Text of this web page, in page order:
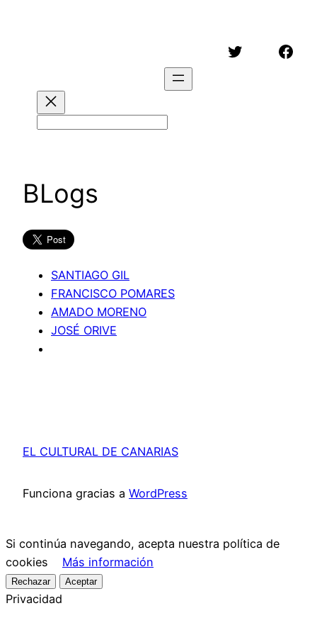
Twitter
BLogs
SANTIAGO GIL
FRANCISCO POMARES
AMADO MORENO
JOSÉ ORIVE
EL CULTURAL DE CANARIAS
Funciona gracias a WordPress
Si continúa navegando, acepta nuestra política de
cookies Más información
Rechazar Aceptar
Privacidad